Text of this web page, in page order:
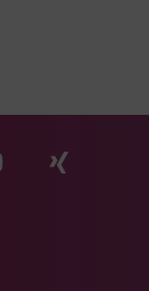
Facebook
Zu